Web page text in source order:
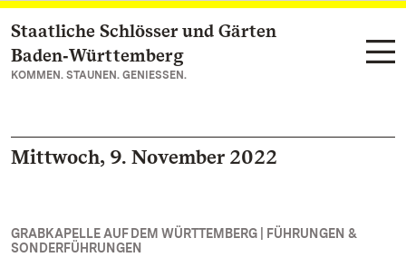
Zum Hauptinhalt springen
Staatliche Schlösser und Gärten
Baden‑Württemberg
KOMMEN. STAUNEN. GENIESSEN.
Mittwoch, 9. November 2022
GRABKAPELLE AUF DEM WÜRTTEMBERG | FÜHRUNGEN &
SONDERFÜHRUNGEN